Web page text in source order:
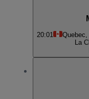
20:01
La